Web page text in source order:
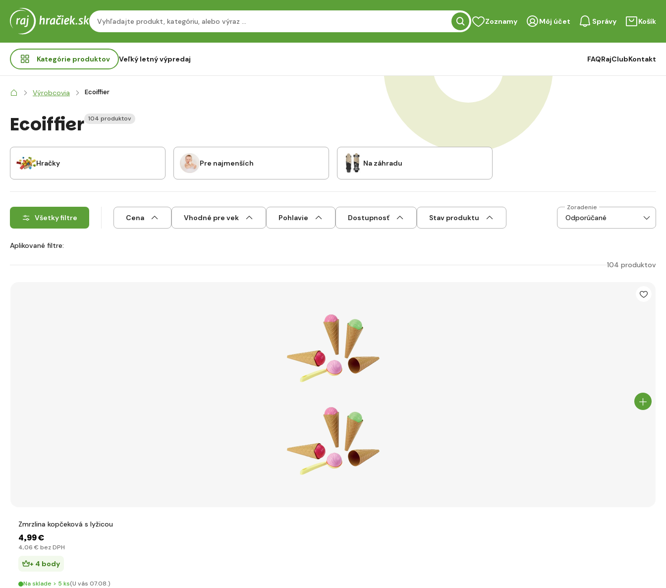
Zoznamy Môj účet Správy Košík
Kategórie produktov Veľký letný výpredaj FAQRajClubKontakt
Výrobcovia Ecoiffier
Ecoiffier 104 produktov
Hračky Pre najmenších Na záhradu
Všetky filtre Cena Vhodné pre vek Pohlavie Dostupnosť Stav produktu
Zoradenie
Aplikované filtre:
104 produktov
Zmrzlina kopčeková s lyžicou
4,99 €
4,06 € bez DPH
+ 4 body
Na sklade > 5 ks(U vás 07.08.)